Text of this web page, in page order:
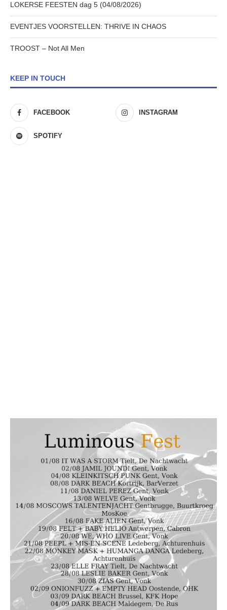
LOKERSE FEESTEN dag 5 (04/08/2026)
EVENTJES VOORSTELLEN: THRIVE IN CHAOS
TROOST – Not All Men
KEEP IN TOUCH
FACEBOOK INSTAGRAM
SPOTIFY